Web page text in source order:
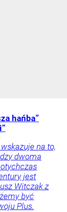
hańba”
na to,
dwoma
jest
Witczak z
być
Plus.